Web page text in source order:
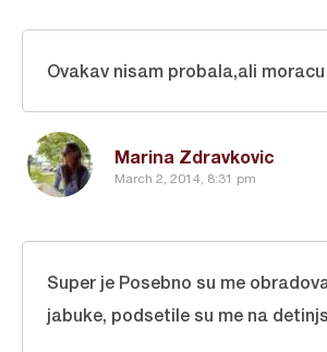
Marina Zdravkovic
March 2, 2014, 8:31 pm
Ovakav nisam probala,ali moracu
Super je Posebno su me
jabuke, podsetile su me na